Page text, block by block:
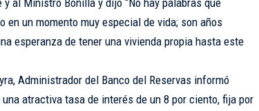
al Ministro Bonilla y dijo “No hay palabras que
un momento muy especial de vida; son años
esperanza de tener una vivienda propia hasta este
Administrador del Banco del Reservas informó
atractiva tasa de interés de un 8 por ciento, fija por